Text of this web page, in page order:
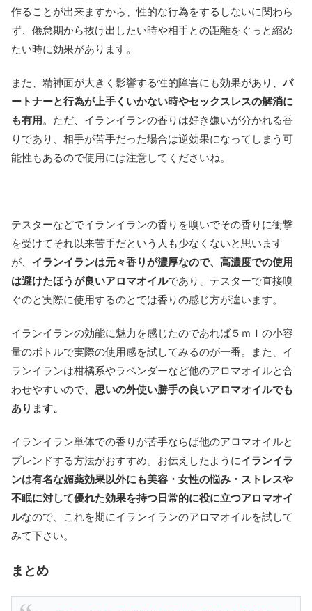
作ることが出来ますから、性的な行為をするしないに関わら
ず、倦怠期から抜け出したい時や相手との距離をぐっと縮め
たい時に効果があります。
また、精神面が大きく影響する性的障害にも効果があり、 パ
ートナーと行為が上手くいかない時やセックスレスの解消に
も有用 。ただ、イランイランの香りは好き嫌いが分かれる香
りであり、相手が苦手だった場合は逆効果になってしまう可
能性もあるので使用には注意してくださいね。
テスターなどでイランイランの香りを嗅いでその香りに衝撃
を受けてそれ以来苦手だという人も少なくないと思います
が、 イランイランは元々香りが濃厚なので、高濃度での使用
は避けたほうが良いアロマオイルであり、テスターで直接嗅
ぐのと実際に使用するのとでは香りの感じ方が違います。
イランイランの効能に魅力を感じたのであれば５ｍｌの小容
量のボトルで実際の使用感を試してみるのが一番。また、イ
ランイランは柑橘系やラベンダーなど他のアロマオイルと合
わせやすいので、 思いの外使い勝手の良いアロマオイルでも
あります。
イランイラン単体での香りが苦手ならば他のアロマオイルと
ブレンドする方法がおすすめ。お伝えしたようにイランイラ
ンは有名な媚薬効果以外にも美容・女性の悩み・ストレスや
不眠に対して優れた効果を持つ日常的に役に立つアロマオイ
ルなので、これを期にイランイランのアロマオイルを試して
みて下さい。
まとめ